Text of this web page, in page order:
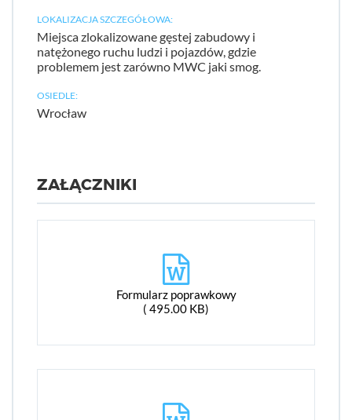
LOKALIZACJA SZCZEGÓŁOWA:
Miejsca zlokalizowane gęstej zabudowy i
natężonego ruchu ludzi i pojazdów, gdzie
problemem jest zarówno MWC jaki smog.
OSIEDLE:
Wrocław
ZAŁĄCZNIKI
Formularz poprawkowy
( 495.00 KB)